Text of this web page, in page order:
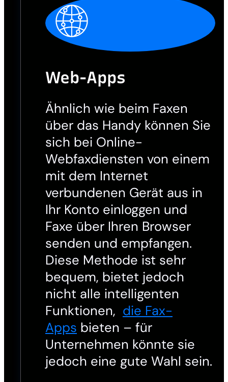
Web-Apps
Ähnlich wie beim Faxen
über das Handy können Sie
sich bei Online-
Webfaxdiensten von einem
mit dem Internet
verbundenen Gerät aus in
Ihr Konto einloggen und
Faxe über Ihren Browser
senden und empfangen.
Diese Methode ist sehr
bequem, bietet jedoch
nicht alle intelligenten
Funktionen, die Fax-
Apps bieten – für
Unternehmen könnte sie
jedoch eine gute Wahl sein.